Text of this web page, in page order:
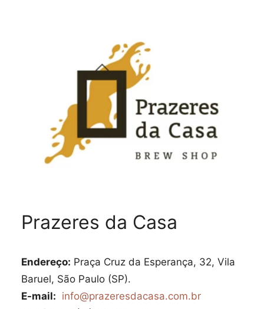
Prazeres da Casa
Endereço: Praça Cruz da Esperança, 32, Vila
Baruel, São Paulo (SP).
E-mail: info@prazeresdacasa.com.br